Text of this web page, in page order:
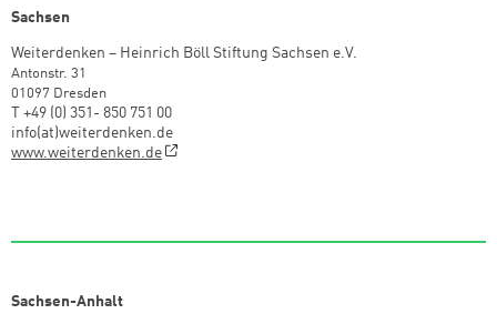
Sachsen
Weiterdenken – Heinrich Böll Stiftung Sachsen e.V.
Antonstr. 31
01097 Dresden
T +49 (0) 351- 850 751 00
info(at)weiterdenken.de
www.weiterdenken.de
Sachsen-Anhalt